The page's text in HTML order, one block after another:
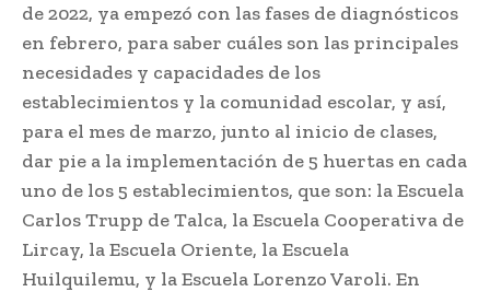
de 2022, ya empezó con las fases de diagnósticos
en febrero, para saber cuáles son las principales
necesidades y capacidades de los
establecimientos y la comunidad escolar, y así,
para el mes de marzo, junto al inicio de clases,
dar pie a la implementación de 5 huertas en cada
uno de los 5 establecimientos, que son: la Escuela
Carlos Trupp de Talca, la Escuela Cooperativa de
Lircay, la Escuela Oriente, la Escuela
Huilquilemu, y la Escuela Lorenzo Varoli. En